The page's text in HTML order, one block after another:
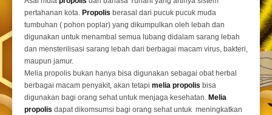
pertahanan kota. Propolis berasal dari pucuk pucuk muda
tumbuhan ( pohon poplar) yang dikumpulkan oleh lebah dan
digunakan untuk menambal semua lubang didalam sarang lebah
dan mensterilisasi sarang lebah dari berbagai macam virus, bakteri,
maupun jamur.
Melia propolis bukan hanya bisa digunakan sebagai obat herbal
berbagai macam penyakit, akan tetapi melia propolis bisa
digunakan bagi orang sehat untuk menjaga kesehatan. Melia
propolis dapat dikomsumsi bagi orang sehat untuk meningkatkan